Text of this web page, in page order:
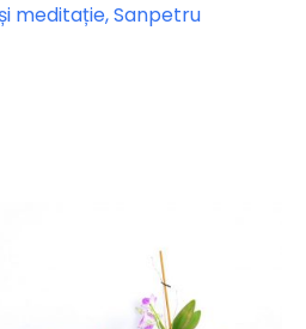
meditație, Sanpetru